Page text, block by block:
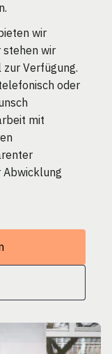
wir
stehen wir
Verfügung.
oder
mit